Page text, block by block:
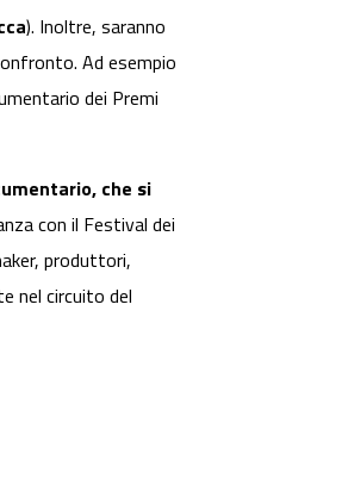
). Inoltre, saranno
Ad esempio
dei Premi
che si
con il Festival dei
produttori,
nel circuito del